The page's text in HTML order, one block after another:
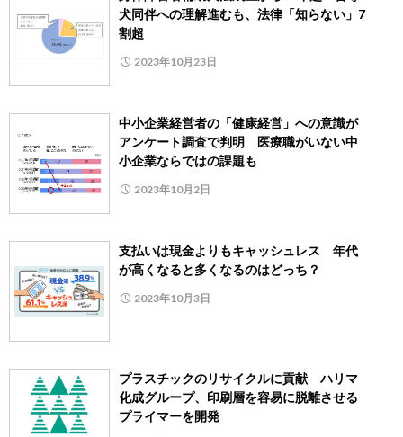
犬同伴への理解進むも、法律「知らない」7
割超
2023年10月23日
中小企業経営者の「健康経営」への意識が
アンケート調査で判明 医療職がいない中
小企業ならではの課題も
2023年10月2日
支払いは現金よりもキャッシュレス 年代
が高くなると多くなるのはどっち？
2023年10月3日
プラスチックのリサイクルに貢献 ハリマ
化成グループ、印刷層を容易に脱離させる
プライマーを開発